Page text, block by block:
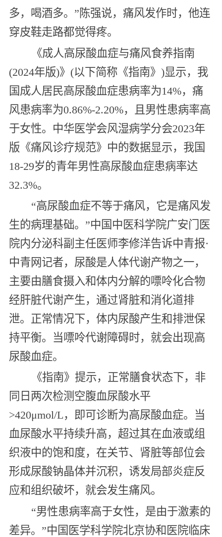
多，喝酒多。”陈强说，痛风发作时，他连
穿皮鞋走路都觉得疼。
《成人高尿酸血症与痛风食养指南
(2024年版)》(以下简称《指南》)显示，我
国成人居民高尿酸血症患病率为14%，痛
风患病率为0.86%-2.20%，且男性患病率高
于女性。中华医学会风湿病学分会2023年
版《痛风诊疗规范》中的数据显示，我国
18-29岁的青年男性高尿酸血症患病率达
32.3%。
“高尿酸血症不等于痛风，它是痛风发
生的病理基础。”中国中医科学院广安门医
院内分泌科副主任医师李修洋告诉中青报·
中青网记者，尿酸是人体代谢产物之一，
主要由膳食摄入和体内分解的嘌呤化合物
经肝脏代谢产生，通过肾脏和消化道排
泄。正常情况下，体内尿酸产生和排泄保
持平衡。当嘌呤代谢障碍时，就会出现高
尿酸血症。
《指南》提示，正常膳食状态下，非
同日两次检测空腹血尿酸水平
>420μmol/L，即可诊断为高尿酸血症。当
血尿酸水平持续升高，超过其在血液或组
织液中的饱和度，在关节、肾脏等部位会
形成尿酸钠晶体并沉积，诱发局部炎症反
应和组织破坏，就会发生痛风。
“男性患病率高于女性，是由于激素的
差异。”中国医学科学院北京协和医院临床